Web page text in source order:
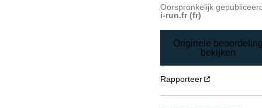
Oorspronkelijk
i-run.fr (fr)
Originele
bekijken
Rapporteer